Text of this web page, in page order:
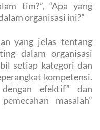
tim?”, “Apa yang
organisasi ini?”
yang jelas tentang
dalam organisasi
setiap kategori dan
kompetensi.
dengan efektif” dan
masalah”